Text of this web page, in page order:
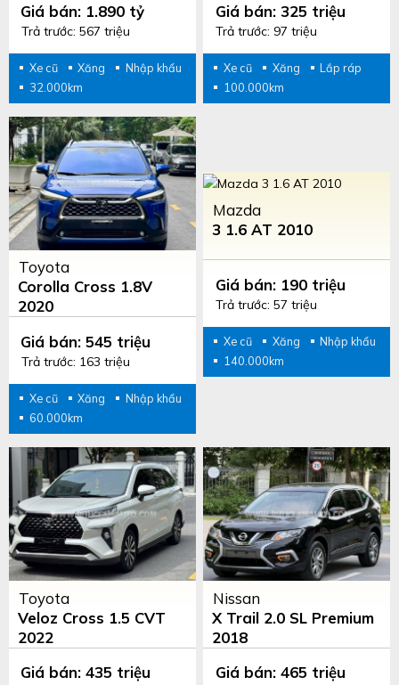
Giá bán: 1.890 tỷ
Trả trước: 567 triệu
Xe cũ Xăng
Nhập khẩu
32.000km
Giá bán: 325 triệu
Trả trước: 97 triệu
Xe cũ Xăng
Lắp ráp
100.000km
Toyota
Corolla Cross 1.8V
2020
Giá bán: 545 triệu
Trả trước: 163 triệu
Xe cũ Xăng
Nhập khẩu
60.000km
Mazda
3 1.6 AT 2010
Giá bán: 190 triệu
Trả trước: 57 triệu
Xe cũ Xăng
Nhập khẩu
140.000km
Toyota
Veloz Cross 1.5 CVT
2022
Giá bán: 435 triệu
Nissan
X Trail 2.0 SL Premium
2018
Giá bán: 465 triệu